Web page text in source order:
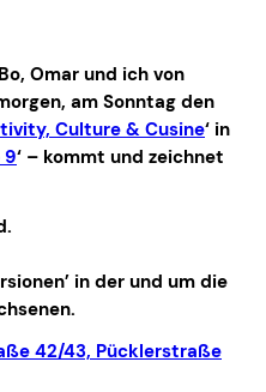
Omar und ich von
am Sonntag den
Culture & Cusine‘ in
9‘ – kommt und zeichnet
in der und um die
42/43, Pücklerstraße